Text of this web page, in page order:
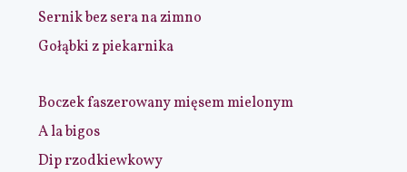
Sernik bez sera na zimno
Gołąbki z piekarnika
Boczek faszerowany mięsem mielonym
A la bigos
Dip rzodkiewkowy